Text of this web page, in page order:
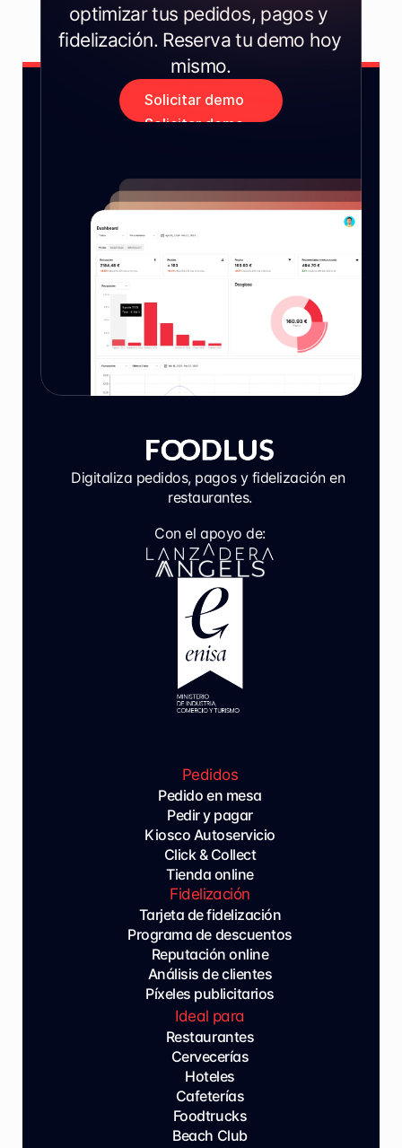
optimizar tus pedidos, pagos y
fidelización. Reserva tu demo hoy
mismo.
Solicitar demo
Solicitar demo
Digitaliza pedidos, pagos y fidelización en
restaurantes.
Con el apoyo de:
Pedidos
Pedido en mesa
Pedir y pagar
Kiosco Autoservicio
Click & Collect
Tienda online
Fidelización
Tarjeta de fidelización
Programa de descuentos
Reputación online
Análisis de clientes
Píxeles publicitarios
Ideal para
Restaurantes
Cervecerías
Hoteles
Cafeterías
Foodtrucks
Beach Club